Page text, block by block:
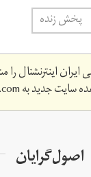
پخش زنده
اینترنشنال را
سایت جدید به
اصول‌گرایان